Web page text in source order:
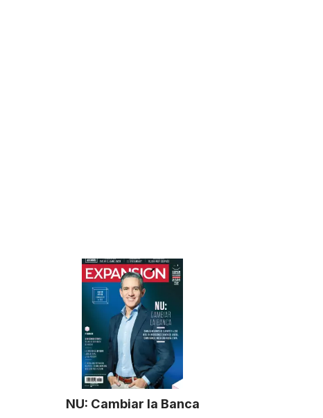
NU: Cambiar la Banca